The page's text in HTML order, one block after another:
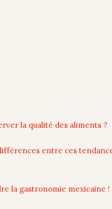
la qualité des aliments ?
entre ces
la gastronomie mexicaine !